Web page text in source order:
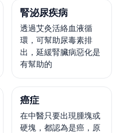
腎泌尿疾病
透過艾灸活絡血液循
環，可幫助尿毒素排
出，延緩腎臟病惡化是
有幫助的
癌症
在中醫只要出現腫塊或
硬塊，都認為是癌，原